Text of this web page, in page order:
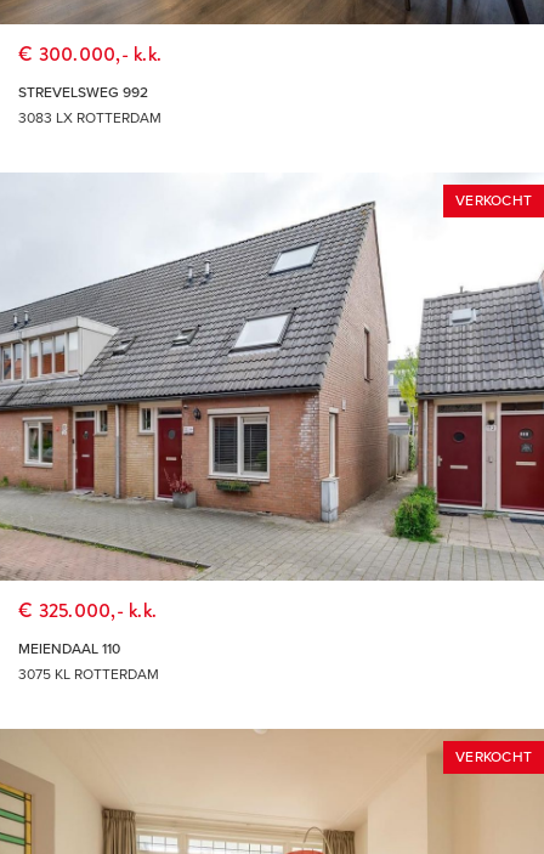
€ 300.000,- k.k.
STREVELSWEG 992
3083 LX ROTTERDAM
VERKOCHT
€ 325.000,- k.k.
MEIENDAAL 110
3075 KL ROTTERDAM
VERKOCHT